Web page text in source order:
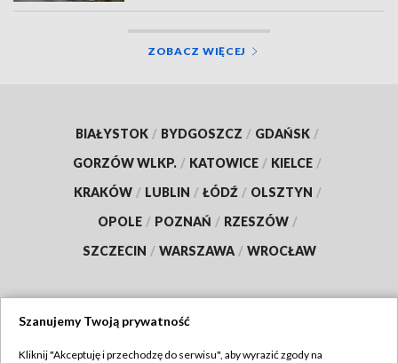
ZOBACZ WIĘCEJ
BIAŁYSTOK / BYDGOSZCZ / GDAŃSK /
GORZÓW WLKP. / KATOWICE / KIELCE /
KRAKÓW / LUBLIN / ŁÓDŹ / OLSZTYN /
OPOLE / POZNAŃ / RZESZÓW /
SZCZECIN / WARSZAWA / WROCŁAW
Szanujemy Twoją prywatność
Kliknij "Akceptuję i przechodzę do serwisu", aby wyrazić zgody na